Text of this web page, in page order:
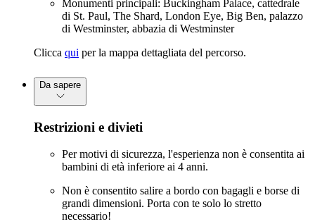
Monumenti principali: Buckingham Palace, cattedrale
di St. Paul, The Shard, London Eye, Big Ben, palazzo
di Westminster, abbazia di Westminster
Clicca qui per la mappa dettagliata del percorso.
Da sapere
Restrizioni e divieti
Per motivi di sicurezza, l'esperienza non è consentita ai
bambini di età inferiore ai 4 anni.
Non è consentito salire a bordo con bagagli e borse di
grandi dimensioni. Porta con te solo lo stretto
necessario!